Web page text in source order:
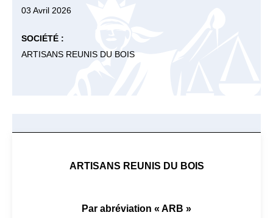
03 Avril 2026
SOCIÉTÉ :
ARTISANS REUNIS DU BOIS
ARTISANS REUNIS DU BOIS
Par abréviation « ARB »